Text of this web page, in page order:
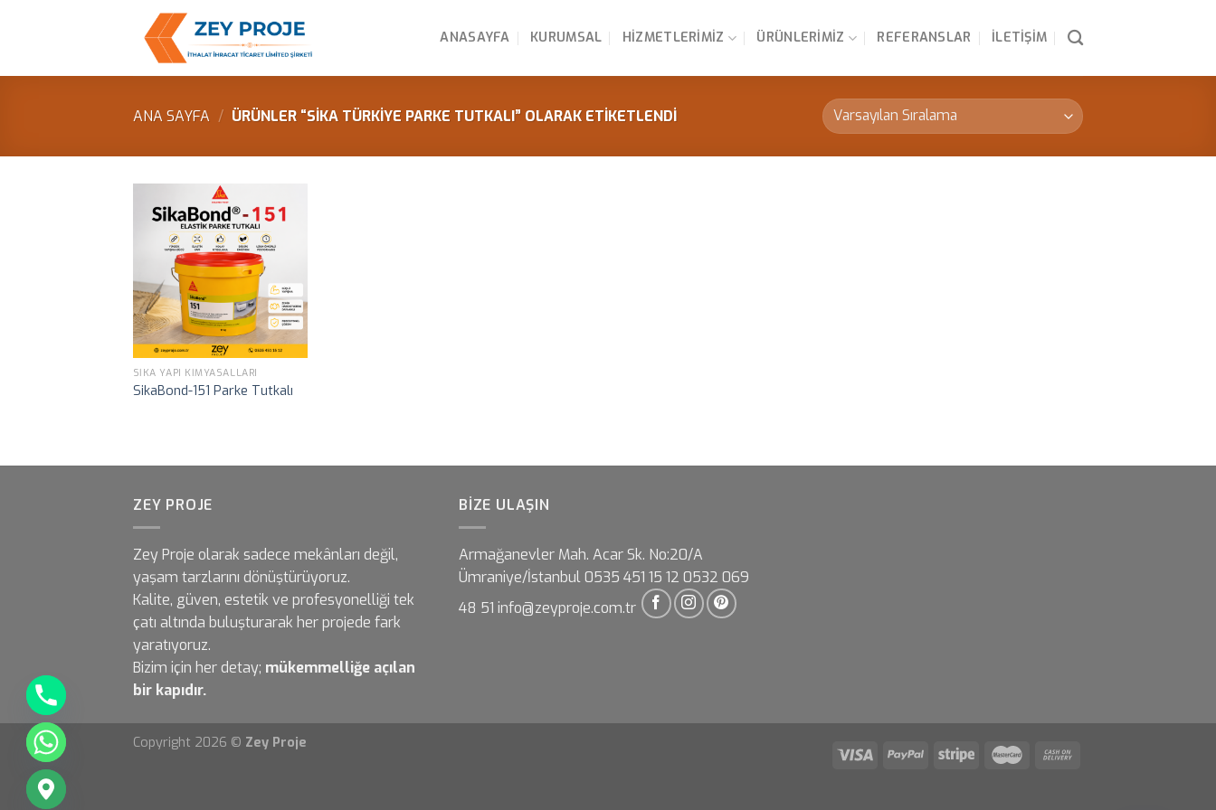
ANASAYFA KURUMSAL HIZMETLERIMIZ ÜRÜNLERIMIZ REFERANSLAR İLETIŞIM
ANA SAYFA / ÜRÜNLER “SIKA TÜRKIYE PARKE TUTKALI” OLARAK ETIKETLENDI
SIKA YAPI KIMYASALLARI
SikaBond-151 Parke Tutkalı
ZEY PROJE
Zey Proje olarak sadece mekânları değil,
yaşam tarzlarını dönüştürüyoruz.
Kalite, güven, estetik ve profesyonelliği tek
çatı altında buluşturarak her projede fark
yaratıyoruz.
Bizim için her detay; mükemmelliğe açılan
bir kapıdır.
BIZE ULAŞIN
Armağanevler Mah. Acar Sk. No:20/A
Ümraniye/İstanbul 0535 451 15 12 0532 069
48 51 info@zeyproje.com.tr
Copyright 2026 © Zey Proje